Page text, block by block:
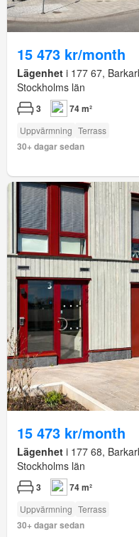
15 473 kr/month
Lägenhet i 177 67,
Stockholms län
3 74 m²
Uppvärmning Terrass
30+ dagar sedan
15 473 kr/month
Lägenhet i 177 68,
Stockholms län
3 74 m²
Uppvärmning Terrass
30+ dagar sedan